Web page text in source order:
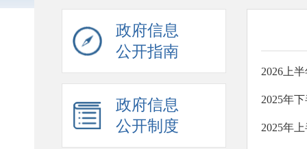
政府信息
公开指南
政府信息
公开制度
2026上
2025年
2025年